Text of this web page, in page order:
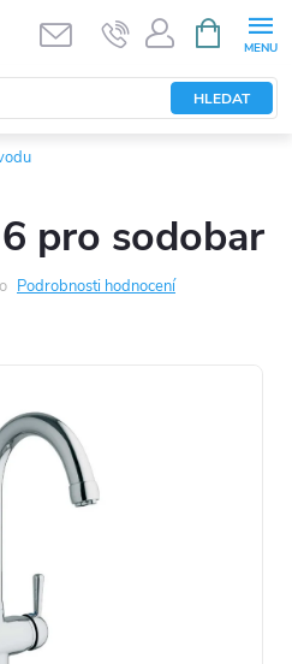
HLEDAT
NÁKUPNÍ
KOŠÍK
pro sodobar
Podrobnosti hodnocení